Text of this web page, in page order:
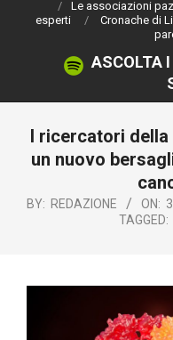
Le associazioni
esperti
Cronache di
ASCOLTA
I ricercatori
un nuovo
BY: REDAZIONE ON:
TAGGED: